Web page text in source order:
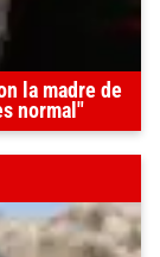
la madre de
normal"